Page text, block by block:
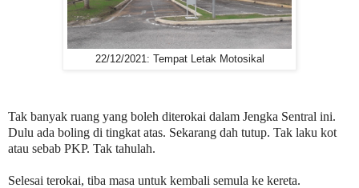
22/12/2021: Tempat Letak Motosikal
Tak banyak ruang yang boleh diterokai dalam Jengka Sentral ini.
Dulu ada boling di tingkat atas. Sekarang dah tutup. Tak laku kot
atau sebab PKP. Tak tahulah.
Selesai terokai, tiba masa untuk kembali semula ke kereta.